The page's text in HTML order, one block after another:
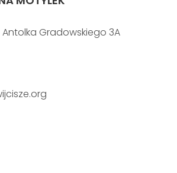
Gradowskiego 3A